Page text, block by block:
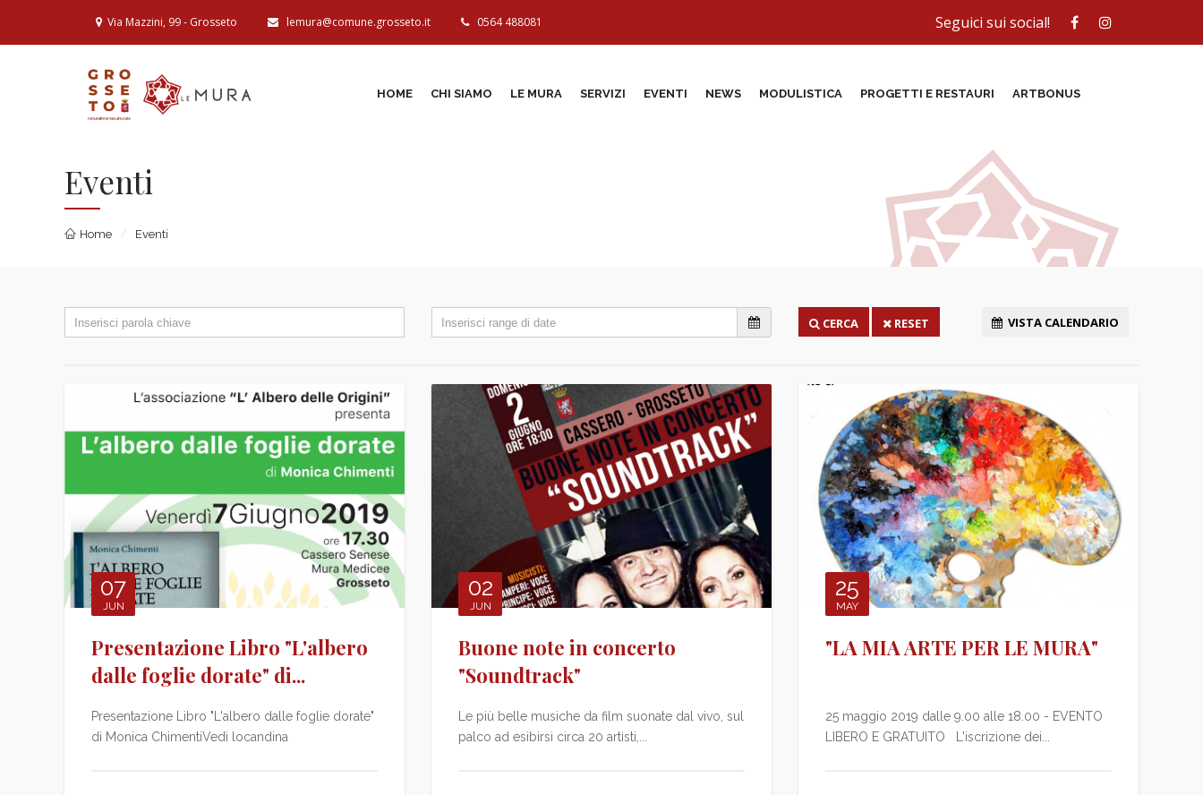
Via Mazzini, 99 - Grosseto lemura@comune.grosseto.it 0564 488081 Seguici sui social!
HOME CHI SIAMO LE MURA SERVIZI EVENTI NEWS MODULISTICA PROGETTI E RESTAURI ARTBONUS
Eventi
Home Eventi
CERCA RESET VISTA CALENDARIO
07
JUN
Presentazione Libro "L'albero
dalle foglie dorate" di...
Presentazione Libro "L'albero dalle foglie dorate"
di Monica ChimentiVedi locandina
02
JUN
Buone note in concerto
"Soundtrack"
Le più belle musiche da film suonate dal vivo, sul
palco ad esibirsi circa 20 artisti,...
25
MAY
"LA MIA ARTE PER LE MURA"
25 maggio 2019 dalle 9.00 alle 18.00 - EVENTO
LIBERO E GRATUITO L'iscrizione dei...